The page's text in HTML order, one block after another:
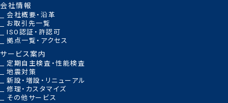
会社情報
会社概要・沿革
お取引先一覧
ISO認証・許認可
拠点一覧・アクセス
サービス案内
定期自主検査・性能検査
地震対策
新設・増設・リニューアル
修理・カスタマイズ
その他サービス